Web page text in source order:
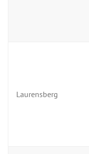
Laurensberg